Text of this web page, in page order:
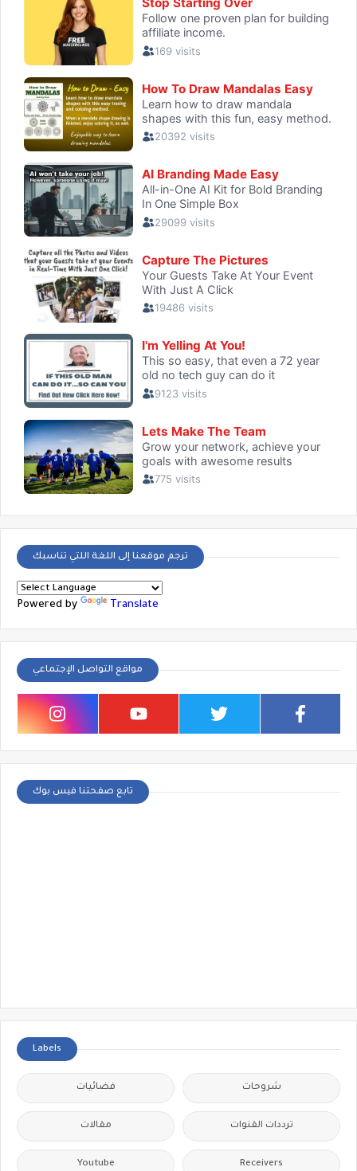
ترجم موقعنا إلى اللغة اللتي تناسبك
Powered by Translate
مواقع التواصل الإجتماعي
تابع صفحتنا فيس بوك
Labels
شروحات فضائيات
ترددات القنوات مقالات
Receivers
Youtube